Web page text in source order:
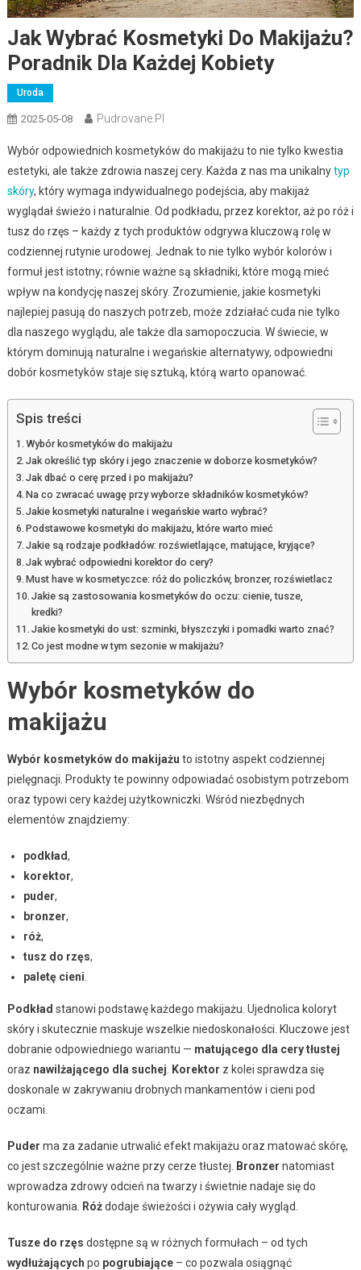
Jak Wybrać Kosmetyki Do Makijażu?
Poradnik Dla Każdej Kobiety
Uroda
2025-05-08 Pudrovane.pl
Wybór odpowiednich kosmetyków do makijażu to nie tylko kwestia
estetyki, ale także zdrowia naszej cery. Każda z nas ma unikalnytyp
skóry, który wymaga indywidualnego podejścia, aby makijaż
wyglądał świeżo i naturalnie. Od podkładu, przez korektor, aż po róż i
tusz do rzęs – każdy z tych produktów odgrywa kluczową rolę w
codziennej rutynie urodowej. Jednak to nie tylko wybór kolorów i
formuł jest istotny; równie ważne są składniki, które mogą mieć
wpływ na kondycję naszej skóry. Zrozumienie, jakie kosmetyki
najlepiej pasują do naszych potrzeb, może zdziałać cuda nie tylko
dla naszego wyglądu, ale także dla samopoczucia. W świecie, w
którym dominują naturalne i wegańskie alternatywy, odpowiedni
dobór kosmetyków staje się sztuką, którą warto opanować.
Spis treści
Wybór kosmetyków do makijażu
Jak określić typ skóry i jego znaczenie w doborze kosmetyków?
Jak dbać o cerę przed i po makijażu?
Na co zwracać uwagę przy wyborze składników kosmetyków?
Jakie kosmetyki naturalne i wegańskie warto wybrać?
Podstawowe kosmetyki do makijażu, które warto mieć
Jakie są rodzaje podkładów: rozświetlające, matujące, kryjące?
Jak wybrać odpowiedni korektor do cery?
Must have w kosmetyczce: róż do policzków, bronzer, rozświetlacz
Jakie są zastosowania kosmetyków do oczu: cienie, tusze,
kredki?
Jakie kosmetyki do ust: szminki, błyszczyki i pomadki warto znać?
Co jest modne w tym sezonie w makijażu?
Wybór kosmetyków do
makijażu
Wybór kosmetyków do makijażu to istotny aspekt codziennej
pielęgnacji. Produkty te powinny odpowiadać osobistym potrzebom
oraz typowi cery każdej użytkowniczki. Wśród niezbędnych
elementów znajdziemy:
podkład,
korektor,
puder,
bronzer,
róż,
tusz do rzęs,
paletę cieni
Podkład stanowi podstawę każdego makijażu. Ujednolica koloryt
skóry i skutecznie maskuje wszelkie niedoskonałości. Kluczowe jest
dobranie odpowiedniego wariantu — matującego dla cery tłustej
oraz nawilżającego dla suchej Korektor z kolei sprawdza się
doskonale w zakrywaniu drobnych mankamentów i cieni pod
oczami.
Puder ma za zadanie utrwalić efekt makijażu oraz matować skórę,
co jest szczególnie ważne przy cerze tłustej.
Bronzer natomiast
wprowadza zdrowy odcień na twarzy i świetnie nadaje się do
konturowania.
Różdodaje świeżości i ożywia cały wygląd.
Tusze do rzęs dostępne są w różnych formułach – od tych
wydłużających po pogrubiające– co pozwala osiągnąć